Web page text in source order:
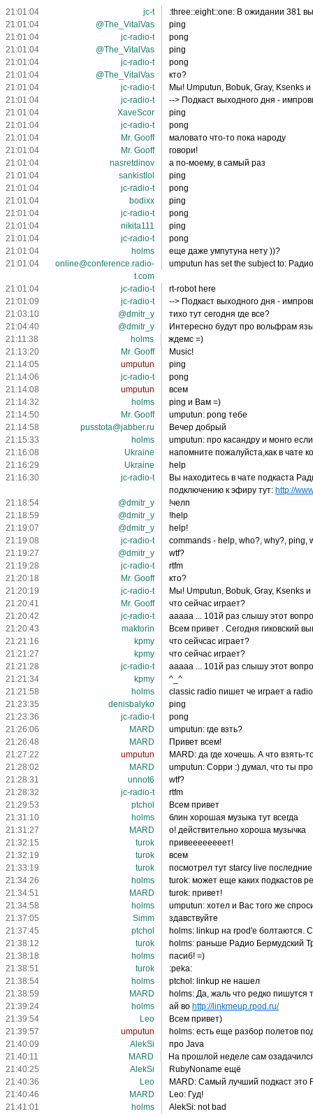
21:01:04 jc-t
:three::eight::one: В ожидании 381
21:01:04
@The_VitalVas
ping
21:01:04
jc-radio-t
pong
21:01:04
@The_VitalVas
ping
21:01:04
jc-radio-t
pong
21:01:04
@The_VitalVas
кто?
21:01:04
jc-radio-t
Мы! Umputun, Bobuk, Gray, Ksenks
21:01:04
jc-radio-t
--> Подкаст выходного дня -
21:01:04
XaveScor
ping
21:01:04
jc-radio-t
pong
21:01:04
Mr. Gooff
маловато что-то пока народу
21:01:04
Mr. Gooff
говори!
21:01:04
nasretdinov
а по-моему, в самый раз
21:01:04
sankistlol
ping
21:01:04
jc-radio-t
pong
21:01:04
bodixx
ping
21:01:04
jc-radio-t
pong
21:01:04
nikita111
ping
21:01:04
jc-radio-t
pong
21:01:04
holms
еще даже умпутуна нету ))?
21:01:04
online@conference.radio-
t.com
umputun has set the subject to:
21:01:04 jc-radio-t
rt-robot here
21:01:09
jc-radio-t
--> Подкаст выходного дня -
21:03:10
@dmitr_y
тихо тут сегодня где все?
21:04:40
@dmitr_y
Интересно будут про вольфрам
21:11:38
holms
ждемс =)
21:13:20
Mr. Gooff
Music!
21:14:05
umputun
ping
21:14:06
jc-radio-t
pong
21:14:08
umputun
всем
21:14:32
holms
ping и Вам =)
21:14:50
Mr. Gooff
umputun: pong тебе
21:14:58
pusstota@jabber.ru
Вечер добрый
21:15:33
holms
umputun: про касандру и монго
21:16:08
Ukraine
напомните пожалуйста,как в чате
21:16:29
Ukraine
help
21:16:30
jc-radio-t
Вы находитесь в чате подкаста
подключению к эфиру тут: http://
21:18:54
@dmitr_y
!челп
21:18:59
@dmitr_y
!help
21:19:07
@dmitr_y
help!
21:19:08
jc-radio-t
commands - help, who?, why?, ping,
21:19:27
@dmitr_y
wtf?
21:19:28
jc-radio-t
rtfm
21:20:18
Mr. Gooff
кто?
21:20:19
jc-radio-t
Мы! Umputun, Bobuk, Gray, Ksenks
21:20:41
Mr. Gooff
что сейчас играет?
21:20:42
jc-radio-t
aaaaa ... 101й раз слышу этот
21:20:43
maktorin
Всем привет . Сегодня гиковский
21:21:16
kpmy
что сейчсас играет?
21:21:27
kpmy
что сейчас играет?
21:21:28
jc-radio-t
aaaaa ... 101й раз слышу этот
21:21:34
kpmy
^_^
21:21:58
holms
classic radio пишет че играет а
21:23:35
denisbalyko
ping
21:23:36
jc-radio-t
pong
21:26:06
MARD
umputun: где взть?
21:26:48
MARD
Привет всем!
21:27:22
umputun
MARD: да где хочешь. А что взять-
21:28:02
MARD
umputun: Сорри :) думал, что ты
21:28:31
unnot6
wtf?
21:28:32
jc-radio-t
rtfm
21:29:53
ptchol
Всем привет
21:31:10
holms
блин хорошая музыка тут всегда
21:31:27
MARD
о! действительно хороша музычка
21:32:15
turok
привеееееееет!
21:32:19
turok
всем
21:33:19
turok
посмотрел тут starcy live
21:34:26
holms
turok: может еще каких подкастов
21:34:51
MARD
turok: привет!
21:34:58
holms
umputun: хотел и Вас того же
21:37:05
Simm
здавствуйте
21:37:45
ptchol
holms: linkup на rpod'е болтаются.
21:38:12
turok
holms: раньше Радио Бермудский
21:38:18
holms
пасиб! =)
21:38:51
turok
:peka:
21:38:54
holms
ptchol: linkup не нашел
21:38:59
MARD
holms: Да, жаль что редко пишутся
21:39:24
holms ай во http://linkmeup.rpod.ru/
21:39:54
Leo
Всем привет)
21:39:57
umputun
holms: есть еще разбор полетов
21:40:09
AlekSi
про Java
21:40:11
MARD
На прошлой неделе сам
21:40:25
AlekSi
RubyNoname ещё
21:40:36
Leo
MARD: Самый лучший подкаст это
21:40:46
MARD
Leo: Гуд!
21:41:01
holms
AlekSi: not bad